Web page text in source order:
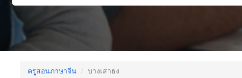
ครูสอนภาษาจีน บางเสาธง